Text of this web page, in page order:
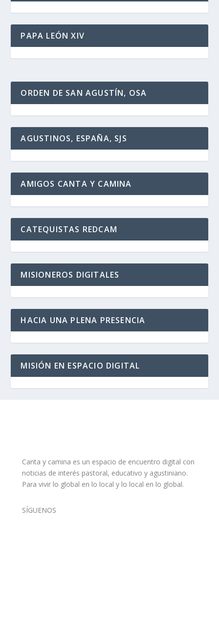
PAPA LEÓN XIV
ORDEN DE SAN AGUSTÍN, OSA
AGUSTINOS, ESPAÑA, SJS
AMIGOS CANTA Y CAMINA
CATEQUISTAS REDCAM
MISIONEROS DIGITALES
HACIA UNA PLENA PRESENCIA
MISIÓN EN ESPACIO DIGITAL
Canta y camina es un espacio de encuentro digital con
noticias de interés pastoral, educativo y agustiniano.
Para vivir lo global en lo local y lo local en lo global.
SÍGUENOS